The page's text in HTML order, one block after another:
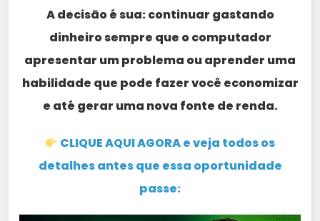
A decisão é sua: continuar gastando
dinheiro sempre que o computador
apresentar um problema ou aprender uma
habilidade que pode fazer você economizar
e até gerar uma nova fonte de renda.
CLIQUE AQUI AGORA e veja todos os
detalhes antes que essa oportunidade
passe: